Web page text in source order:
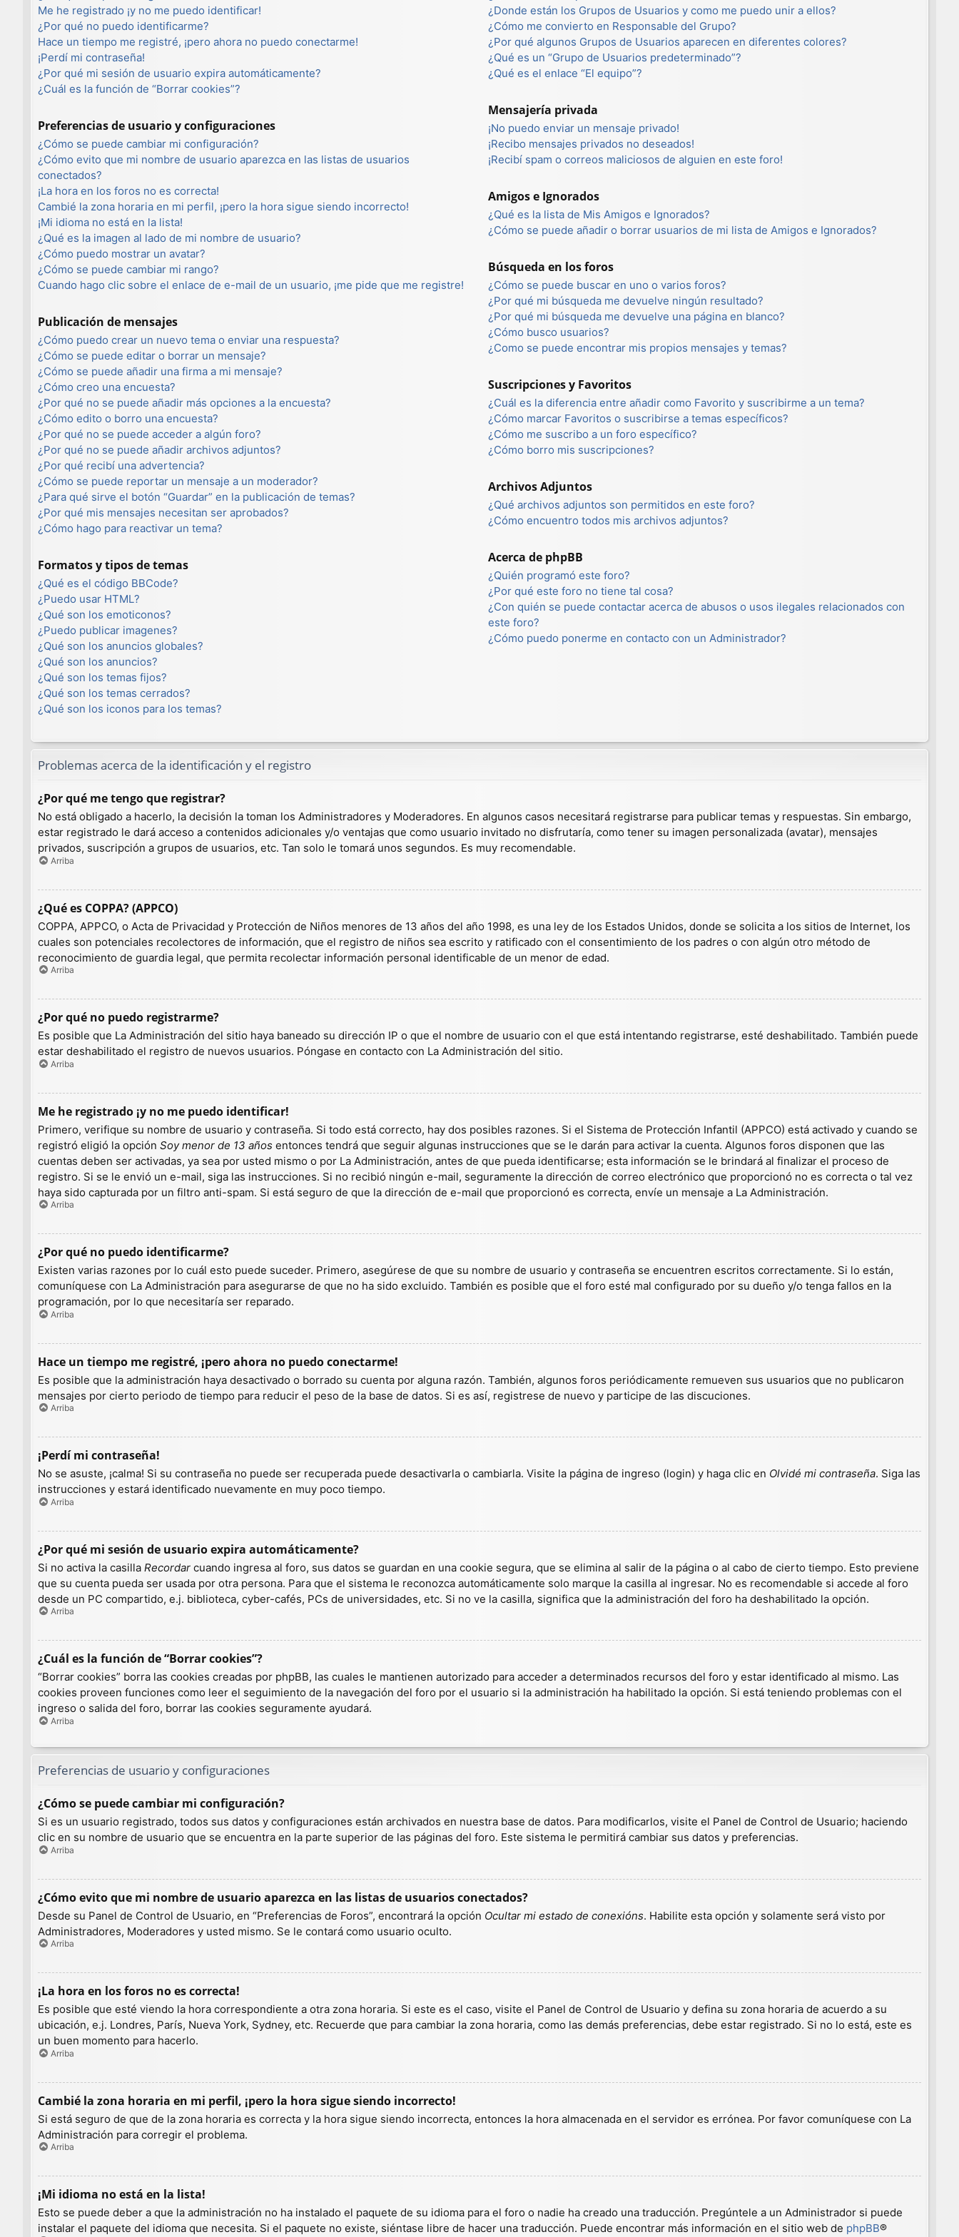
Me he registrado ¡y no me puedo identificar!
¿Por qué no puedo identificarme?
Hace un tiempo me registré, ¡pero ahora no puedo conectarme!
¡Perdí mi contraseña!
¿Por qué mi sesión de usuario expira automáticamente?
¿Cuál es la función de “Borrar cookies”?
Preferencias de usuario y configuraciones
¿Cómo se puede cambiar mi configuración?
¿Cómo evito que mi nombre de usuario aparezca en las listas de usuarios
conectados?
¡La hora en los foros no es correcta!
Cambié la zona horaria en mi perfil, ¡pero la hora sigue siendo incorrecto!
¡Mi idioma no está en la lista!
¿Qué es la imagen al lado de mi nombre de usuario?
¿Cómo puedo mostrar un avatar?
¿Cómo se puede cambiar mi rango?
Cuando hago clic sobre el enlace de e-mail de un usuario, ¡me pide que me registre!
Publicación de mensajes
¿Cómo puedo crear un nuevo tema o enviar una respuesta?
¿Cómo se puede editar o borrar un mensaje?
¿Cómo se puede añadir una firma a mi mensaje?
¿Cómo creo una encuesta?
¿Por qué no se puede añadir más opciones a la encuesta?
¿Cómo edito o borro una encuesta?
¿Por qué no se puede acceder a algún foro?
¿Por qué no se puede añadir archivos adjuntos?
¿Por qué recibí una advertencia?
¿Cómo se puede reportar un mensaje a un moderador?
¿Para qué sirve el botón “Guardar” en la publicación de temas?
¿Por qué mis mensajes necesitan ser aprobados?
¿Cómo hago para reactivar un tema?
Formatos y tipos de temas
¿Qué es el código BBCode?
¿Puedo usar HTML?
¿Qué son los emoticonos?
¿Puedo publicar imagenes?
¿Qué son los anuncios globales?
¿Qué son los anuncios?
¿Qué son los temas fijos?
¿Qué son los temas cerrados?
¿Qué son los iconos para los temas?
¿Donde están los Grupos de Usuarios y como me puedo unir a ellos?
¿Cómo me convierto en Responsable del Grupo?
¿Por qué algunos Grupos de Usuarios aparecen en diferentes colores?
¿Qué es un “Grupo de Usuarios predeterminado”?
¿Qué es el enlace “El equipo”?
Mensajería privada
¡No puedo enviar un mensaje privado!
¡Recibo mensajes privados no deseados!
¡Recibí spam o correos maliciosos de alguien en este foro!
Amigos e Ignorados
¿Qué es la lista de Mis Amigos e Ignorados?
¿Cómo se puede añadir o borrar usuarios de mi lista de Amigos e Ignorados?
Búsqueda en los foros
¿Cómo se puede buscar en uno o varios foros?
¿Por qué mi búsqueda me devuelve ningún resultado?
¿Por qué mi búsqueda me devuelve una página en blanco?
¿Cómo busco usuarios?
¿Como se puede encontrar mis propios mensajes y temas?
Suscripciones y Favoritos
¿Cuál es la diferencia entre añadir como Favorito y suscribirme a un tema?
¿Cómo marcar Favoritos o suscribirse a temas específicos?
¿Cómo me suscribo a un foro específico?
¿Cómo borro mis suscripciones?
Archivos Adjuntos
¿Qué archivos adjuntos son permitidos en este foro?
¿Cómo encuentro todos mis archivos adjuntos?
Acerca de phpBB
¿Quién programó este foro?
¿Por qué este foro no tiene tal cosa?
¿Con quién se puede contactar acerca de abusos o usos ilegales relacionados con
este foro?
¿Cómo puedo ponerme en contacto con un Administrador?
Problemas acerca de la identificación y el registro
¿Por qué me tengo que registrar?
No está obligado a hacerlo, la decisión la toman los Administradores y Moderadores. En algunos casos necesitará registrarse para publicar temas y respuestas. Sin embargo,
estar registrado le dará acceso a contenidos adicionales y/o ventajas que como usuario invitado no disfrutaría, como tener su imagen personalizada (avatar), mensajes
privados, suscripción a grupos de usuarios, etc. Tan solo le tomará unos segundos. Es muy recomendable.
Arriba
¿Qué es COPPA? (APPCO)
COPPA, APPCO, o Acta de Privacidad y Protección de Niños menores de 13 años del año 1998, es una ley de los Estados Unidos, donde se solicita a los sitios de Internet, los
cuales son potenciales recolectores de información, que el registro de niños sea escrito y ratificado con el consentimiento de los padres o con algún otro método de
reconocimiento de guardia legal, que permita recolectar información personal identificable de un menor de edad.
Arriba
¿Por qué no puedo registrarme?
Es posible que La Administración del sitio haya baneado su dirección IP o que el nombre de usuario con el que está intentando registrarse, esté deshabilitado. También puede
estar deshabilitado el registro de nuevos usuarios. Póngase en contacto con La Administración del sitio.
Arriba
Me he registrado ¡y no me puedo identificar!
Primero, verifique su nombre de usuario y contraseña. Si todo está correcto, hay dos posibles razones. Si el Sistema de Protección Infantil (APPCO) está activado y cuando se
registró eligió la opción Soy menor de 13 años entonces tendrá que seguir algunas instrucciones que se le darán para activar la cuenta. Algunos foros disponen que las
cuentas deben ser activadas, ya sea por usted mismo o por La Administración, antes de que pueda identificarse; esta información se le brindará al finalizar el proceso de
registro. Si se le envió un e-mail, siga las instrucciones. Si no recibió ningún e-mail, seguramente la dirección de correo electrónico que proporcionó no es correcta o tal vez
haya sido capturada por un filtro anti-spam. Si está seguro de que la dirección de e-mail que proporcionó es correcta, envíe un mensaje a La Administración.
Arriba
¿Por qué no puedo identificarme?
Existen varias razones por lo cuál esto puede suceder. Primero, asegúrese de que su nombre de usuario y contraseña se encuentren escritos correctamente. Si lo están,
comuníquese con La Administración para asegurarse de que no ha sido excluido. También es posible que el foro esté mal configurado por su dueño y/o tenga fallos en la
programación, por lo que necesitaría ser reparado.
Arriba
Hace un tiempo me registré, ¡pero ahora no puedo conectarme!
Es posible que la administración haya desactivado o borrado su cuenta por alguna razón. También, algunos foros periódicamente remueven sus usuarios que no publicaron
mensajes por cierto periodo de tiempo para reducir el peso de la base de datos. Si es así, registrese de nuevo y participe de las discuciones.
Arriba
¡Perdí mi contraseña!
No se asuste, ¡calma! Si su contraseña no puede ser recuperada puede desactivarla o cambiarla. Visite la página de ingreso (login) y haga clic en Olvidé mi contraseña. Siga las
instrucciones y estará identificado nuevamente en muy poco tiempo.
Arriba
¿Por qué mi sesión de usuario expira automáticamente?
Si no activa la casilla Recordar cuando ingresa al foro, sus datos se guardan en una cookie segura, que se elimina al salir de la página o al cabo de cierto tiempo. Esto previene
que su cuenta pueda ser usada por otra persona. Para que el sistema le reconozca automáticamente solo marque la casilla al ingresar. No es recomendable si accede al foro
desde un PC compartido, e.j. biblioteca, cyber-cafés, PCs de universidades, etc. Si no ve la casilla, significa que la administración del foro ha deshabilitado la opción.
Arriba
¿Cuál es la función de “Borrar cookies”?
“Borrar cookies” borra las cookies creadas por phpBB, las cuales le mantienen autorizado para acceder a determinados recursos del foro y estar identificado al mismo. Las
cookies proveen funciones como leer el seguimiento de la navegación del foro por el usuario si la administración ha habilitado la opción. Si está teniendo problemas con el
ingreso o salida del foro, borrar las cookies seguramente ayudará.
Arriba
Preferencias de usuario y configuraciones
¿Cómo se puede cambiar mi configuración?
Si es un usuario registrado, todos sus datos y configuraciones están archivados en nuestra base de datos. Para modificarlos, visite el Panel de Control de Usuario; haciendo
clic en su nombre de usuario que se encuentra en la parte superior de las páginas del foro. Este sistema le permitirá cambiar sus datos y preferencias.
Arriba
¿Cómo evito que mi nombre de usuario aparezca en las listas de usuarios conectados?
Desde su Panel de Control de Usuario, en “Preferencias de Foros”, encontrará la opción Ocultar mi estado de conexións. Habilite esta opción y solamente será visto por
Administradores, Moderadores y usted mismo. Se le contará como usuario oculto.
Arriba
¡La hora en los foros no es correcta!
Es posible que esté viendo la hora correspondiente a otra zona horaria. Si este es el caso, visite el Panel de Control de Usuario y defina su zona horaria de acuerdo a su
ubicación, e.j. Londres, París, Nueva York, Sydney, etc. Recuerde que para cambiar la zona horaria, como las demás preferencias, debe estar registrado. Si no lo está, este es
un buen momento para hacerlo.
Arriba
Cambié la zona horaria en mi perfil, ¡pero la hora sigue siendo incorrecto!
Si está seguro de que de la zona horaria es correcta y la hora sigue siendo incorrecta, entonces la hora almacenada en el servidor es errónea. Por favor comuníquese con La
Administración para corregir el problema.
Arriba
¡Mi idioma no está en la lista!
Esto se puede deber a que la administración no ha instalado el paquete de su idioma para el foro o nadie ha creado una traducción. Pregúntele a un Administrador si puede
instalar el paquete del idioma que necesita. Si el paquete no existe, siéntase libre de hacer una traducción. Puede encontrar más información en el sitio web de phpBB®